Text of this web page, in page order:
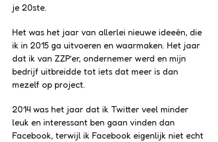
je 20ste.
Het was het jaar van allerlei nieuwe ideeën, die
ik in 2015 ga uitvoeren en waarmaken. Het jaar
dat ik van ZZP’er, ondernemer werd en mijn
bedrijf uitbreidde tot iets dat meer is dan
mezelf op project.
2014 was het jaar dat ik Twitter veel minder
leuk en interessant ben gaan vinden dan
Facebook, terwijl ik Facebook eigenlijk niet echt